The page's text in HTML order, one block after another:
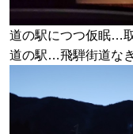
道の駅につつ仮眠…
道の駅…飛騨街道な